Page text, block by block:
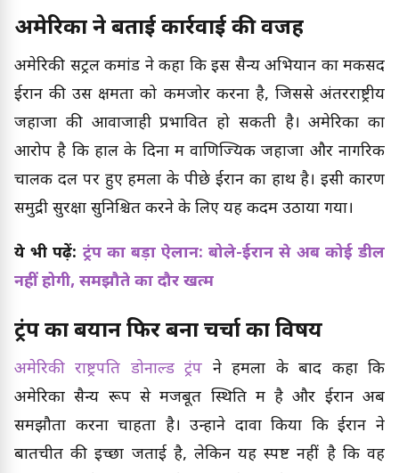
अमेरिका ने बताई कार्रवाई की वजह
अमेरिकी सेंट्रल कमांड ने कहा कि इस सैन्य अभियान का मकसद
ईरान की उस क्षमता को कमजोर करना है, जिससे अंतरराष्ट्रीय
जहाजों की आवाजाही प्रभावित हो सकती है। अमेरिका का
आरोप है कि हाल के दिनों में वाणिज्यिक जहाजों और नागरिक
चालक दल पर हुए हमलों के पीछे ईरान का हाथ है। इसी कारण
समुद्री सुरक्षा सुनिश्चित करने के लिए यह कदम उठाया गया।
ये भी पढ़ें: ट्रंप का बड़ा ऐलान: बोले-ईरान से अब कोई डील
नहीं होगी, समझौते का दौर खत्म
ट्रंप का बयान फिर बना चर्चा का विषय
अमेरिकी राष्ट्रपति डोनाल्ड ट्रंप ने हमलों के बाद कहा कि
अमेरिका सैन्य रूप से मजबूत स्थिति में है और ईरान अब
समझौता करना चाहता है। उन्होंने दावा किया कि ईरान ने
बातचीत की इच्छा जताई है, लेकिन यह स्पष्ट नहीं है कि वह